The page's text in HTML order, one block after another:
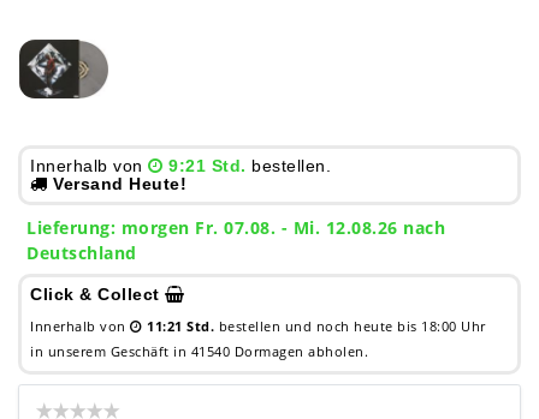
Innerhalb von 9:21 Std. bestellen.
Versand Heute!
Lieferung: morgen Fr. 07.08. - Mi. 12.08.26 nach
Deutschland
Click & Collect
Innerhalb von 11:21 Std. bestellen und noch heute bis 18:00 Uhr
in unserem Geschäft in 41540 Dormagen abholen.